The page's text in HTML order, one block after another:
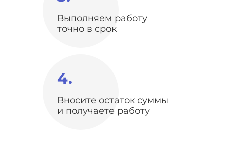
Выполняем работу
точно в срок
4.
Вносите остаток суммы
и получаете работу